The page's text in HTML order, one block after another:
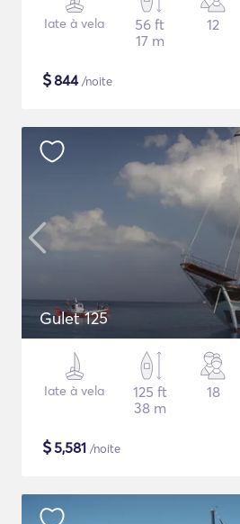
Iate à vela
56 ft
17 m
12
$844/noite
Gulet 125
Iate à vela
125 ft
38 m
18
$5,581 /noite